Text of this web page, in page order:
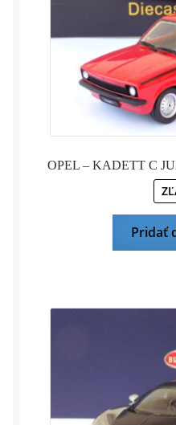
OPEL – KADETT C
Pridať